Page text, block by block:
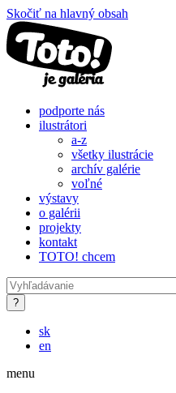
Skočiť na hlavný obsah
podporte nás
ilustrátori
a-z
všetky ilustrácie
archív galérie
voľné
výstavy
o galérii
projekty
kontakt
TOTO! chcem
sk
en
menu